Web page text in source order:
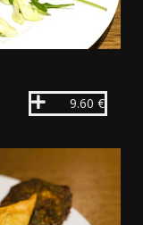
9.60 €